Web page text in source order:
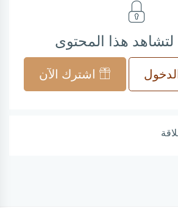
هذا المحتوى
اشترك الآن